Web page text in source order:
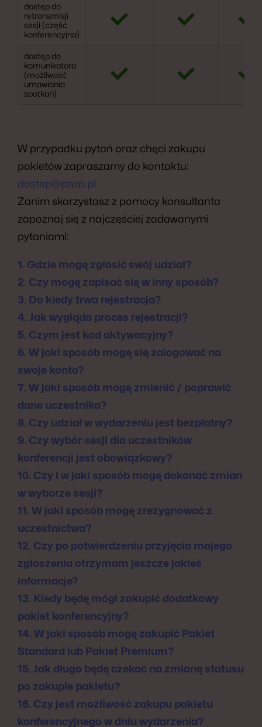
dostęp do
retransmisji
sesji (część
konferencyjna)
dostęp do
komunikatora
(możliwość
umawiania
spotkań)
W przypadku pytań oraz chęci zakupu
pakietów zapraszamy do kontaktu:
dostep@ptwp.pl
Zanim skorzystasz z pomocy konsultanta
zapoznaj się z najczęściej zadawanymi
pytaniami:
1. Gdzie mogę zgłosić swój udział?
2. Czy mogę zapisać się w inny sposób?
3. Do kiedy trwa rejestracja?
4. Jak wygląda proces rejestracji?
5. Czym jest kod aktywacyjny?
6. W jaki sposób mogę się zalogować na
swoje konto?
7. W jaki sposób mogę zmienić / poprawić
dane uczestnika?
8. Czy udział w wydarzeniu jest bezpłatny?
9. Czy wybór sesji dla uczestników
konferencji jest obowiązkowy?
10. Czy i w jaki sposób mogę dokonać zmian
w wyborze sesji?
11. W jaki sposób mogę zrezygnować z
uczestnictwa?
12. Czy po potwierdzeniu przyjęcia mojego
zgłoszenia otrzymam jeszcze jakieś
informacje?
13. Kiedy będę mógł zakupić dodatkowy
pakiet konferencyjny?
14. W jaki sposób mogę zakupić Pakiet
Standard lub Pakiet Premium?
15. Jak długo będę czekać na zmianę statusu
po zakupie pakietu?
16. Czy jest możliwość zakupu pakietu
konferencyjnego w dniu wydarzenia?